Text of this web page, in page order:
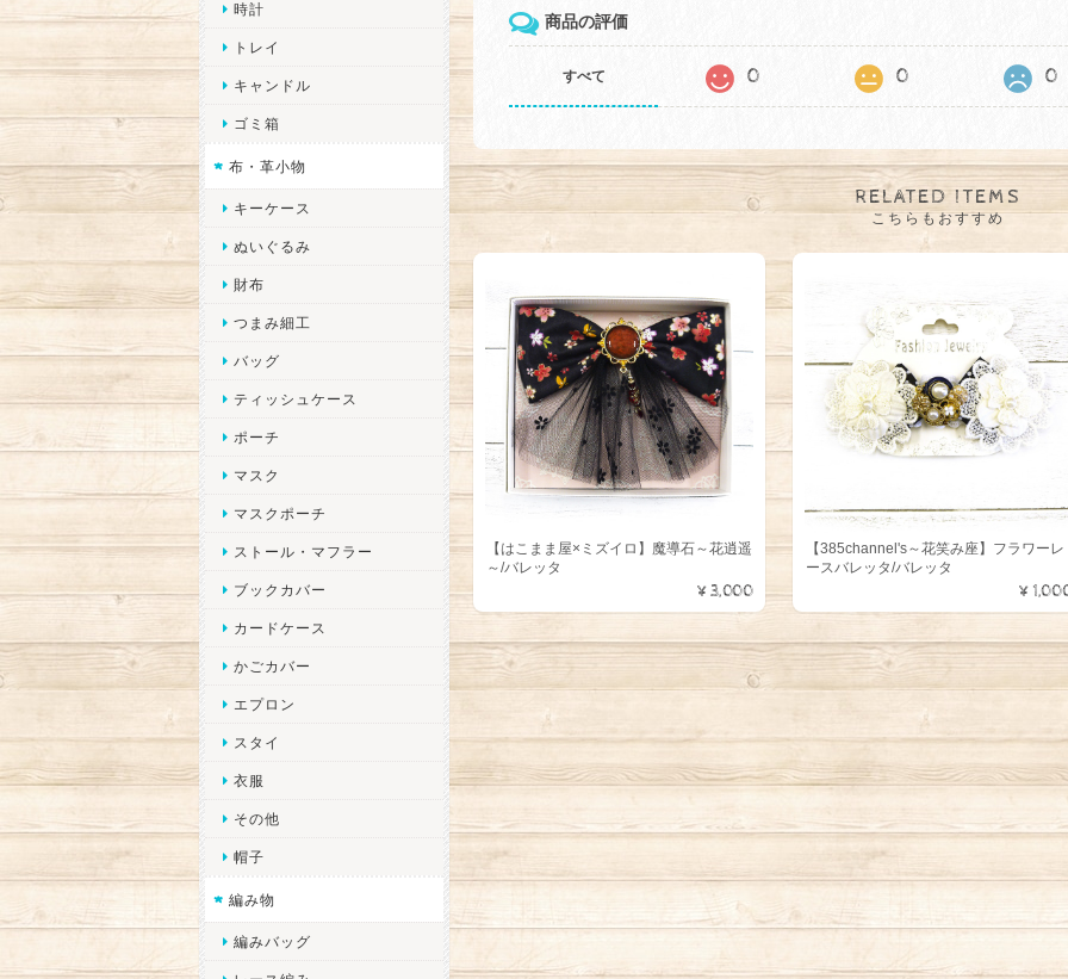
商品の評価
すべて 0 0 0
RELATED ITEMS
こちらもおすすめ
【はこまま屋×ミズイロ】魔導石～花逍遥
～/バレッタ
¥3,000
【385channel's～花笑み座】フラワーレ
ースバレッタ/バレッタ
時計
トレイ
キャンドル
ゴミ箱
布・革小物
キーケース
ぬいぐるみ
財布
つまみ細工
バッグ
ティッシュケース
ポーチ
マスク
マスクポーチ
ストール・マフラー
ブックカバー
カードケース
かごカバー
エプロン
スタイ
衣服
その他
帽子
編み物
編みバッグ